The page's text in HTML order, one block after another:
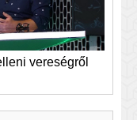
vereségről